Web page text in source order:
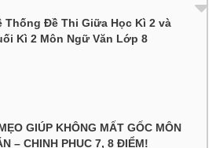
Thống Đề Thi Giữa Học Kì 2 và
Kì 2 Môn Ngữ Văn Lớp 8
GIÚP KHÔNG MẤT GỐC MÔN
– CHINH PHỤC 7, 8 ĐIỂM!